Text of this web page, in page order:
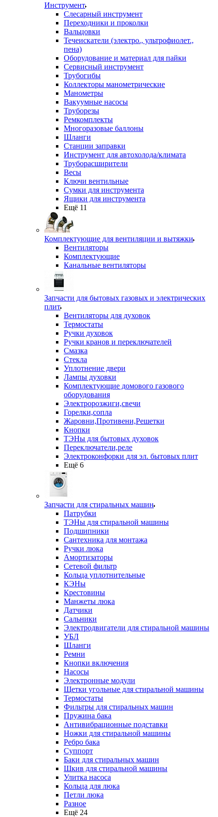
Инструмент
Слесарный инструмент
Переходники и проколки
Вальцовки
Течеискатели (электро., ультрофиолет.,
пена)
Оборудование и материал для пайки
Сервисный инструмент
Трубогибы
Коллекторы манометрические
Манометры
Вакуумные насосы
Труборезы
Ремкомплекты
Многоразовые баллоны
Шланги
Станции заправки
Инструмент для автохолода/климата
Труборасширители
Весы
Ключи вентильные
Сумки для инструмента
Ящики для инструмента
Ещё 11
Комплектующие для вентиляции и вытяжки
Вентиляторы
Комплектующие
Канальные вентиляторы
Запчасти для бытовых газовых и электрических
плит
Вентиляторы для духовок
Термостаты
Ручки духовок
Ручки кранов и переключателей
Смазка
Стекла
Уплотнение двери
Лампы духовки
Комплектующие домового газового
оборудования
Электророзжиги,свечи
Горелки,сопла
Жаровни,Противени,Решетки
Кнопки
ТЭНы для бытовых духовок
Переключатели,реле
Электроконфорки для эл. бытовых плит
Ещё 6
Запчасти для стиральных машин
Патрубки
ТЭНы для стиральной машины
Подшипники
Сантехника для монтажа
Ручки люка
Амортизаторы
Сетевой фильтр
Кольца уплотнительные
КЭНы
Крестовины
Манжеты люка
Датчики
Сальники
Электродвигатели для стиральной машины
УБЛ
Шланги
Ремни
Кнопки включения
Насосы
Электронные модули
Щетки угольные для стиральной машины
Термостаты
Фильтры для стиральных машин
Пружина бака
Антивибрационные подставки
Ножки для стиральной машины
Ребро бака
Суппорт
Баки для стиральных машин
Шкив для стиральной машины
Улитка насоса
Кольца для люка
Петли люка
Разное
Ещё 24